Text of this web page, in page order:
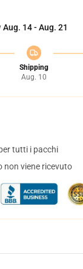
Aug. 14 - Aug. 21
Shipping
Aug. 10
tutti i pacchi
non viene ricevuto